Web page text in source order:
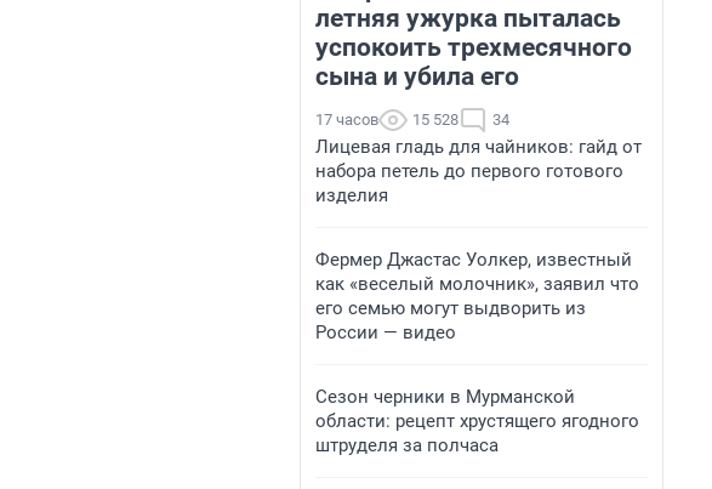
летняя ужурка пыталась
успокоить трехмесячного
сына и убила его
17 часов 15 528 34
Лицевая гладь для чайников: гайд от
набора петель до первого готового
изделия
Фермер Джастас Уолкер, известный
как «веселый молочник», заявил что
его семью могут выдворить из
России — видео
Сезон черники в Мурманской
области: рецепт хрустящего ягодного
штруделя за полчаса